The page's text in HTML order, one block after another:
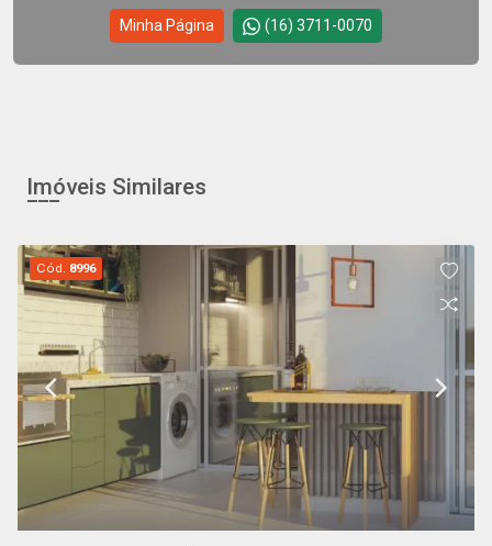
Minha Página (16) 3711-0070
Imóveis Similares
Cód. 8996